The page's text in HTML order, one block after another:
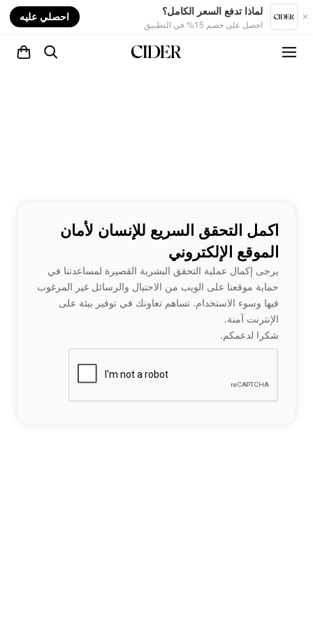
لماذا تدفع السعر الكامل؟
احصل على خصم 15% في التطبيق
احصلي عليه
اكمل التحقق السريع للإنسان لأمان
الموقع الإلكتروني
يرجى إكمال عملية التحقق البشرية القصيرة لمساعدتنا في
حماية موقعنا على الويب من الاحتيال والرسائل غير المرغوب
فيها وسوء الاستخدام. تساهم تعاونك في توفير بيئة على
الإنترنت آمنة.
شكرا لدعمكم.